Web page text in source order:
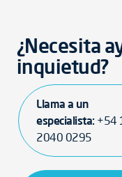
¿Necesita
inquietud?
Llama a un
especialista: +54
2040 0295